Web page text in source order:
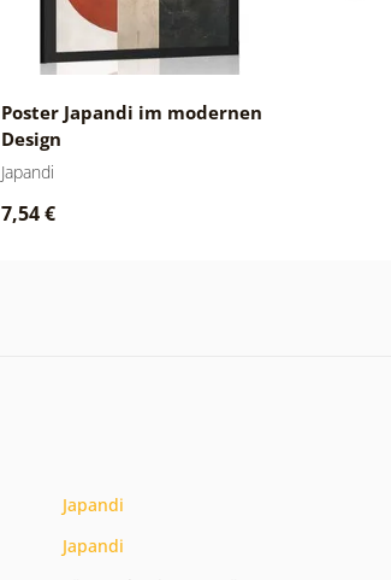
Poster Japandi im modernen
Design
Japandi
7,54 €
Japandi
Japandi